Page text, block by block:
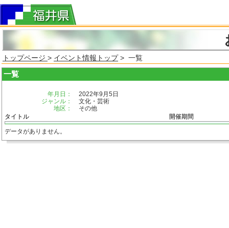
トップページ > イベント情報トップ> 一覧
一覧
年月日：
2022年9月5日
ジャンル：
文化・芸術
地区：
その他
タイトル
開催期間
データがありません。